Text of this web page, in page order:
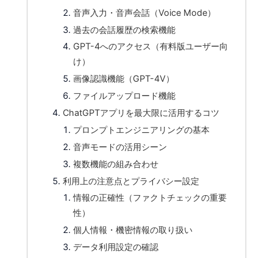
音声入力・音声会話（Voice Mode）
過去の会話履歴の検索機能
GPT-4へのアクセス（有料版ユーザー向
け）
画像認識機能（GPT-4V）
ファイルアップロード機能
ChatGPTアプリを最大限に活用するコツ
プロンプトエンジニアリングの基本
音声モードの活用シーン
複数機能の組み合わせ
利用上の注意点とプライバシー設定
情報の正確性（ファクトチェックの重要
性）
個人情報・機密情報の取り扱い
データ利用設定の確認